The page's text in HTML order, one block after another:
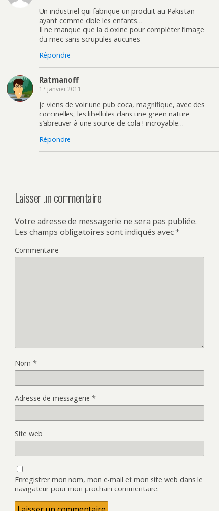
Un industriel qui fabrique un produit au Pakistan
ayant comme cible les enfants…
Il ne manque que la dioxine pour compléter l’image
du mec sans scrupules aucunes
Répondre
Ratmanoff
17 janvier 2011
je viens de voir une pub coca, magnifique, avec des
coccinelles, les libellules dans une green nature
s’abreuver à une source de cola ! incroyable…
Répondre
Laisser un commentaire
Votre adresse de messagerie ne sera pas publiée.
Les champs obligatoires sont indiqués avec*
Commentaire
Nom *
Adresse de messagerie *
Site web
Enregistrer mon nom, mon e-mail et mon site web dans le
navigateur pour mon prochain commentaire.